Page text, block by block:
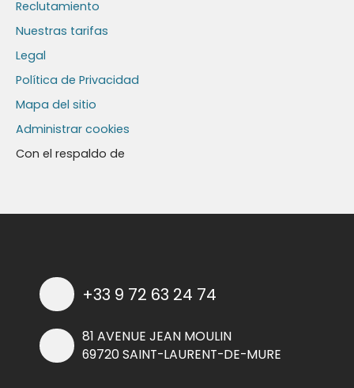
Reclutamiento
Nuestras tarifas
Legal
Política de Privacidad
Mapa del sitio
Administrar cookies
Con el respaldo de
+33 9 72 63 24 74
81 AVENUE JEAN MOULIN
69720 SAINT-LAURENT-DE-MURE